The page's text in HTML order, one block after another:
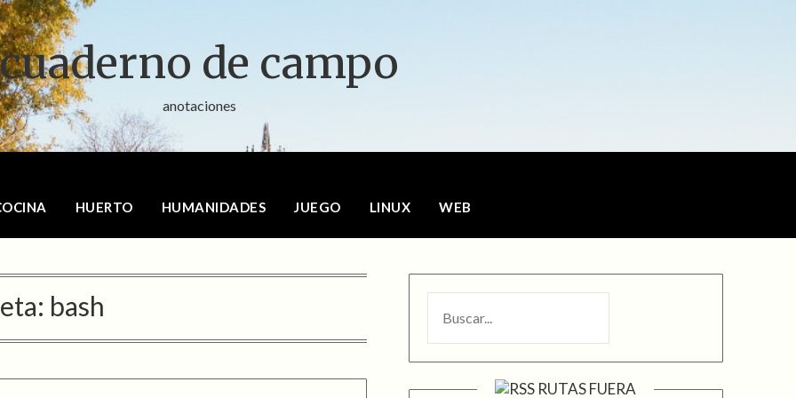
cuaderno de campo
anotaciones
HUERTO HUMANIDADES JUEGO LINUX WEB
bash
RUTAS FUERA